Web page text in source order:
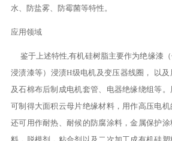
水、防盐雾、防霉菌等特性。
应用领域
鉴于上述特性,有机硅树脂主要作为绝缘漆（
浸渍漆等）浸渍H级电机及变压器线圈， 以
及石棉布后制成电机套管、电器绝缘绕组等
可制得大面积云母片绝缘材料，用作高压电
还可用作耐热、耐候的防腐涂料，金属保护